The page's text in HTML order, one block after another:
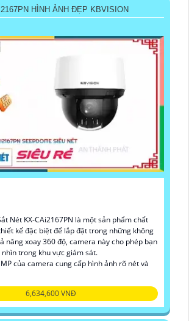
HÌNH ẢNH ĐẸP KBVISION
Nét KX-CAi2167PN là một sản phẩm chất
kế đặc biệt để lắp đặt trong những không
năng xoay 360 độ, camera này cho phép bạn
trong khu vực giám sát.
của camera cung cấp hình ảnh rõ nét và
6,634,600 VNĐ